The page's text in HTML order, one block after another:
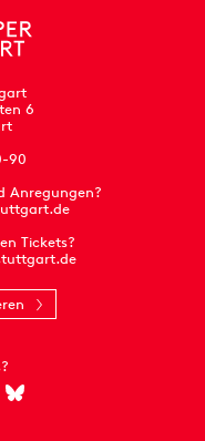
6
90
Anregungen?
Tickets?